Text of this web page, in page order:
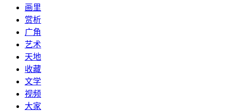
画里
赏析
广角
艺术
天地
收藏
文学
视频
大家